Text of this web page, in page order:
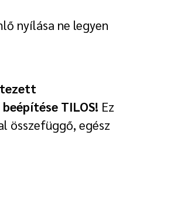
nyílása ne legyen
TILOS! Ez
összefüggő, egész